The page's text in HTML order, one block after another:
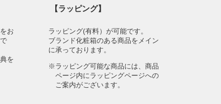
お
を
【ラッピング】
ラッピング(有料）が可能です。
ブランド化粧箱のある商品をメイン
に承っております。
※ラッピング可能な商品には、商品
ページ内にラッピングページへの
ご案内がございます。